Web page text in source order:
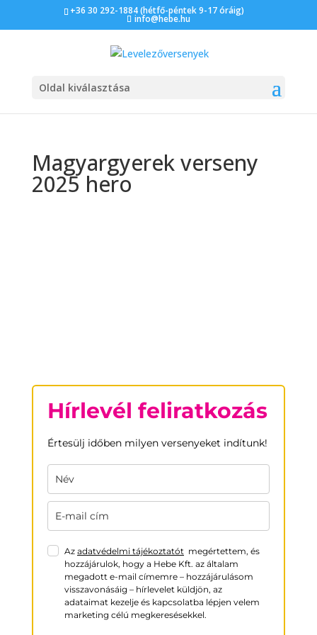
+36 30 292-1884 (hétfő-péntek 9-17 óráig)
info@hebe.hu
Oldal kiválasztása
Magyargyerek verseny
2025 hero
Hírlevél feliratkozás
Értesülj időben milyen versenyeket indítunk!
Az adatvédelmi tájékoztatótmegértettem, és
hozzájárulok, hogy a Hebe Kft. az általam
megadott e-mail címemre – hozzájárulásom
visszavonásáig – hírlevelet küldjön, az
adataimat kezelje és kapcsolatba lépjen velem
marketing célú megkeresésekkel.